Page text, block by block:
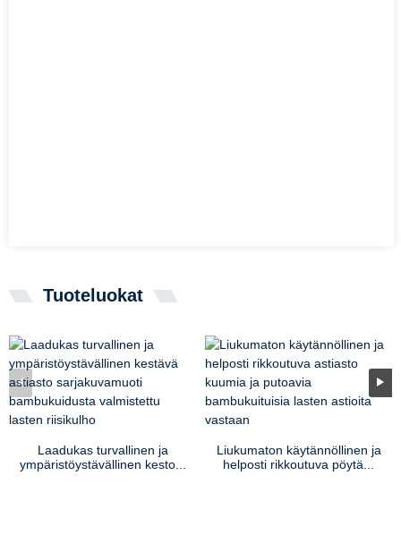
Tuoteluokat
Laadukas turvallinen ja
ympäristöystävällinen kesto...
Liukumaton käytännöllinen ja
helposti rikkoutuva pöytä...